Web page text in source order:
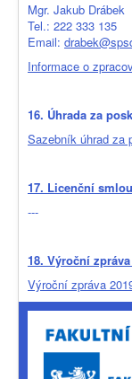
Mgr. Jakub Drábek
Tel.: 222 333 135
Email:
Informace o
16. Úhrada za
Sazebník úhrad za
17. Licenční
---
18. Výroční
Výroční zpráva